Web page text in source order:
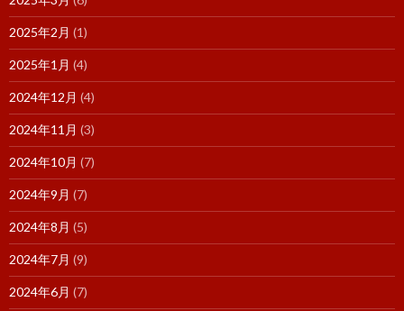
2025年2月 (1)
2025年1月 (4)
2024年12月 (4)
2024年11月 (3)
2024年10月 (7)
2024年9月 (7)
2024年8月 (5)
2024年7月 (9)
2024年6月 (7)